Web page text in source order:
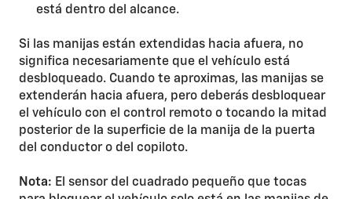
está dentro del alcance.
Si las manijas están extendidas hacia afuera, no
significa necesariamente que el vehículo está
desbloqueado. Cuando te aproximas, las manijas se
extenderán hacia afuera, pero deberás desbloquear
el vehículo con el control remoto o tocando la mitad
posterior de la superficie de la manija de la puerta
del conductor o del copiloto.
Nota: El sensor del cuadrado pequeño que tocas